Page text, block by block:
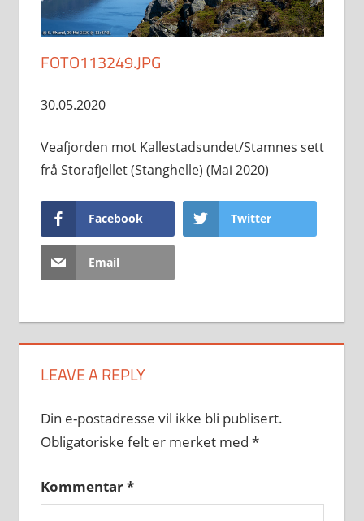
FOTO113249.JPG
30.05.2020
Veafjorden mot Kallestadsundet/Stamnes sett
frå Storafjellet (Stanghelle) (Mai 2020)
Facebook Twitter
Email
LEAVE A REPLY
Din e-postadresse vil ikke bli publisert.
Obligatoriske felt er merket med *
Kommentar*